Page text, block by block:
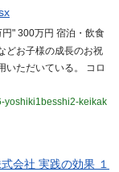
" 300万円 宿泊・飲食
どお子様の成長のお祝
いただいている。 コロ
yoshiki1besshi2-keikak
会社 実践の効果 １